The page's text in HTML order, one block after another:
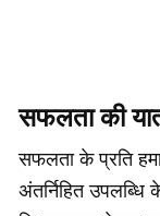
सफलता की
सफलता के प्रति
अंतर्निहित